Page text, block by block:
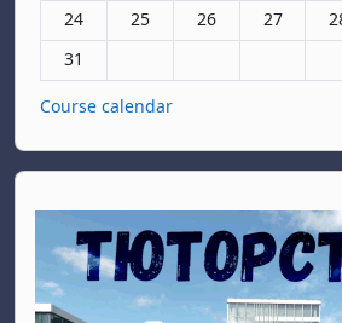
Няма събития, понеделник, 24
24 Няма събития, вторник,
25 Няма събития,
26 Няма
27
Няма събития, понеделник, 31
31
Course calendar